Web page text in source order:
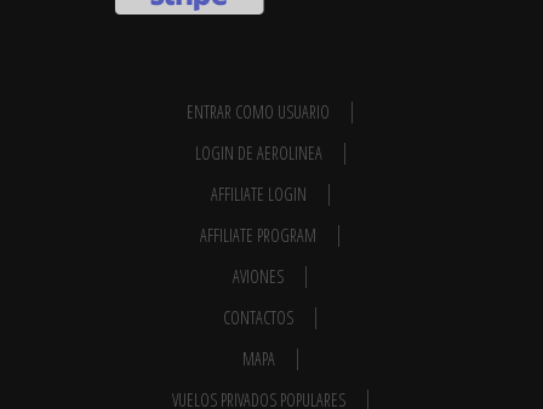
ENTRAR COMO USUARIO
LOGIN DE AEROLINEA
AFFILIATE LOGIN
AFFILIATE PROGRAM
AVIONES
CONTACTOS
MAPA
VUELOS PRIVADOS POPULARES